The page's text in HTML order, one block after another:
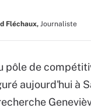
Fléchaux, Journaliste
pôle de
aujourd'hui à